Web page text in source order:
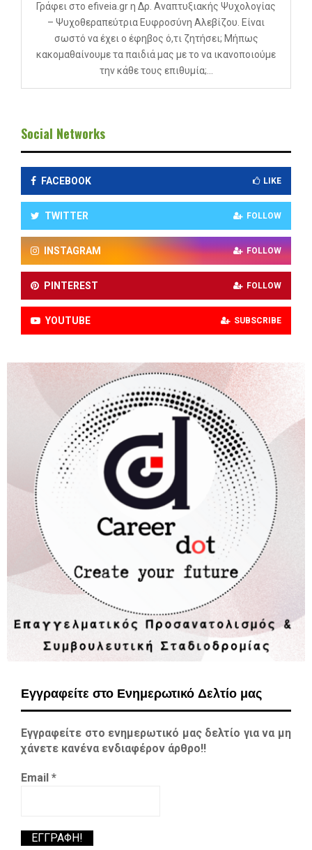
Γράφει στο efiveia.gr η Δρ. Αναπτυξιακής Ψυχολογίας
– Ψυχοθεραπεύτρια Ευφροσύνη Αλεβίζου. Είναι
σωστό να έχει ο έφηβος ό,τι ζητήσει; Μήπως
κακομαθαίνουμε τα παιδιά μας με το να ικανοποιούμε
την κάθε τους επιθυμία;...
Social Networks
FACEBOOK LIKE
TWITTER FOLLOW
INSTAGRAM FOLLOW
PINTEREST FOLLOW
YOUTUBE SUBSCRIBE
Εγγραφείτε στο Ενημερωτικό Δελτίο μας
Εγγραφείτε στο ενημερωτικό μας δελτίο για να μη
χάνετε κανένα ενδιαφέρον άρθρο!!
Email *